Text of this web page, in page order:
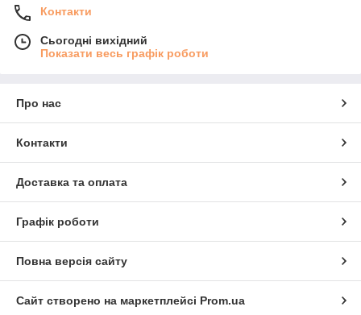
Контакти
Сьогодні вихідний
Показати весь графік роботи
Про нас
Контакти
Доставка та оплата
Графік роботи
Повна версія сайту
Сайт створено на маркетплейсі Prom.ua